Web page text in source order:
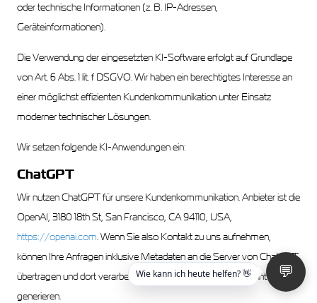
oder technische Informationen (z. B. IP-Adressen,
Geräteinformationen).
Die Verwendung der eingesetzten KI-Software erfolgt auf Grundlage
von Art. 6 Abs. 1 lit. f DSGVO. Wir haben ein berechtigtes Interesse an
einer möglichst effizienten Kundenkommunikation unter Einsatz
moderner technischer Lösungen.
Wir setzen folgende KI-Anwendungen ein:
ChatGPT
Wir nutzen ChatGPT für unsere Kundenkommunikation. Anbieter ist die
OpenAI, 3180 18th St, San Francisco, CA 94110, USA,
https://openai.com. Wenn Sie also Kontakt zu uns aufnehmen,
können Ihre Anfragen inklusive Metadaten an die Server von ChatGPT
übertragen und dort verarbeitet werden, um eine passende Antwort zu
generieren.
💬
Wie kann ich heute helfen? 👋